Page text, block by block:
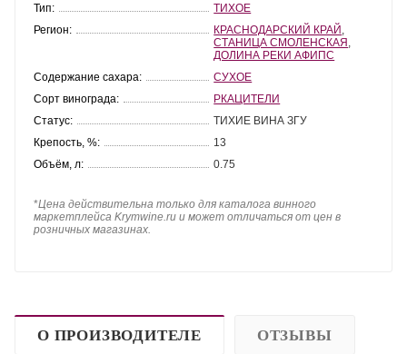
Тип:
ТИХОЕ
Регион:
КРАСНОДАРСКИЙ КРАЙ
СТАНИЦА СМОЛЕНСКАЯ
ДОЛИНА РЕКИ АФИПС
Содержание сахара:
СУХОЕ
Сорт винограда:
РКАЦИТЕЛИ
Статус:
ТИХИЕ ВИНА ЗГУ
Крепость, %:
13
Объём, л:
0.75
*Цена действительна только для каталога винного
маркетплейса Krymwine.ru и может отличаться от цен в
розничных магазинах.
О ПРОИЗВОДИТЕЛЕ ОТЗЫВЫ